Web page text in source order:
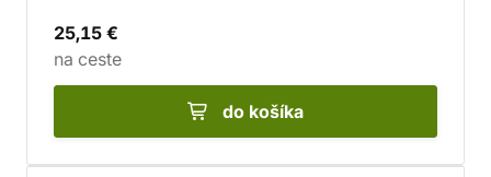
25,15 €
na ceste
do košíka